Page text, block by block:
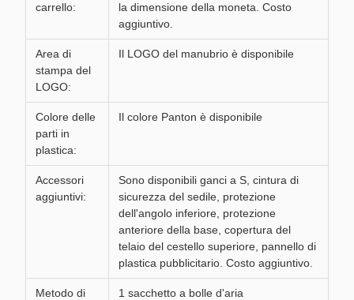
carrello:
la dimensione della moneta. Costo
aggiuntivo.
Area di
stampa del
LOGO:
Il LOGO del manubrio è disponibile
Colore delle
parti in
plastica:
Il colore Panton è disponibile
Accessori
aggiuntivi:
Sono disponibili ganci a S, cintura di
sicurezza del sedile, protezione
dell'angolo inferiore, protezione
anteriore della base, copertura del
telaio del cestello superiore, pannello di
plastica pubblicitario. Costo aggiuntivo.
Metodo di
1 sacchetto a bolle d'aria